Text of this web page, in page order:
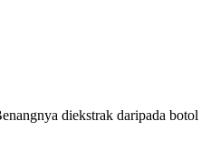
diekstrak daripada